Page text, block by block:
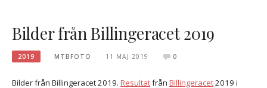
Bilder från Billingeracet 2019
2019 MTBFOTO 11 MAJ 2019 0
Bilder från Billingeracet 2019. Resultatfrån Billingeracet2019 i